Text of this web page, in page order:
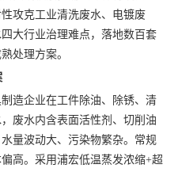
攻克工业清洗废水、电镀废
大行业治理难点，落地数百套
处理方案。
造企业在工件除油、除锈、清
废水内含表面活性剂、切削油
量波动大、污染物繁杂。常规
高。采用浦宏低温蒸发浓缩+超